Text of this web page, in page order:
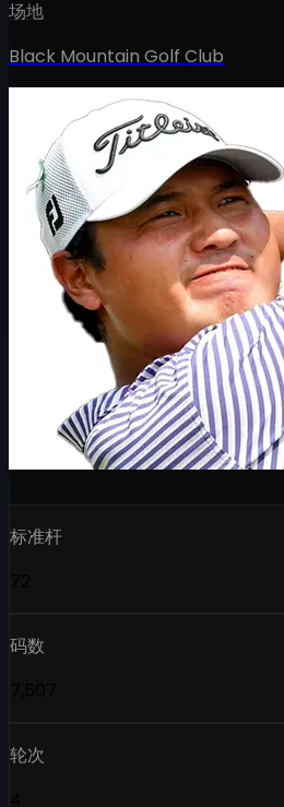
场地
Black Mountain Golf Club
标准杆
码数
轮次